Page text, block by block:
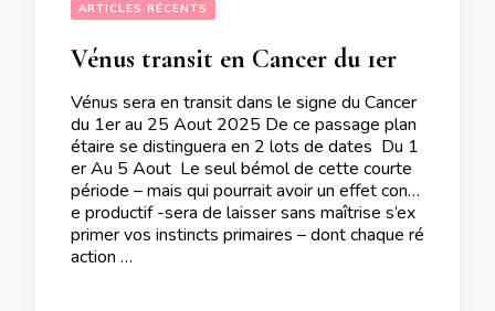
ARTICLES RÉCENTS
Vénus sera en transit dans le signe du Cancer
du 1er au 25 Aout 2025 De ce passage plan
étaire se distinguera en 2 lots de dates Du 1
er Au 5 Aout Le seul bémol de cette courte
période – mais qui pourrait avoir un effet contr
e productif -sera de laisser sans maîtrise s’ex
primer vos instincts primaires – dont chaque ré
action …